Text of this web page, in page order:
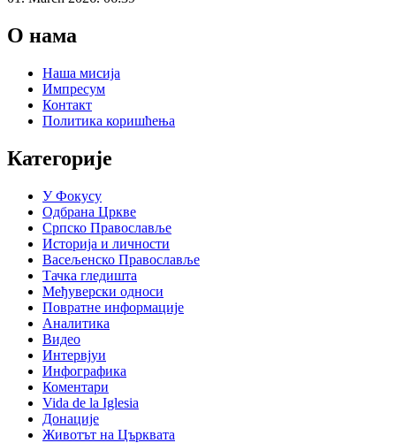
О нама
Наша мисија
Импресум
Контакт
Политика коришћења
Категорије
У Фокусу
Одбрана Цркве
Српско Православље
Историја и личности
Васељенско Православље
Тачка гледишта
Међуверски односи
Повратне информације
Аналитика
Видео
Интервјуи
Инфографика
Коментари
Vida de la Iglesia
Донације
Животът на Църквата